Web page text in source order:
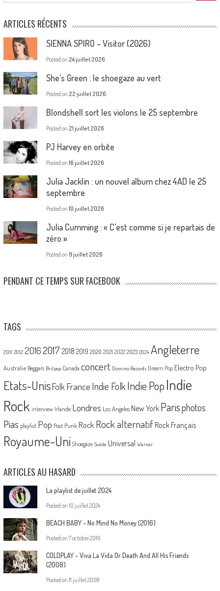
ARTICLES RÉCENTS
SIENNA SPIRO – Visitor (2026)
Posted on 24 juillet 2026
She’s Green : le shoegaze au vert
Posted on 22 juillet 2026
Blondshell sort les violons le 25 septembre
Posted on 21 juillet 2026
PJ Harvey en orbite
Posted on 16 juillet 2026
Julia Jacklin : un nouvel album chez 4AD le 25
septembre
Posted on 10 juillet 2026
Julia Cumming : « C’est comme si je repartais de
zéro »
Posted on 9 juillet 2026
PENDANT CE TEMPS SUR FACEBOOK
TAGS
2011 2012 20162017 2018 2019 2020 2021 2022 2023 2024 Angleterre
Australie Beggars Britpop Canada concert Domino Records Dream Pop Electro Pop
Etats-UnisFolk France Indie FolkIndie PopIndie
Rock interview Irlande Londres Los Angeles New York Parisphotos
Pias playlist Pop Post Punk Rock Rock alternatif Rock Français
Royaume-Uni Shoegaze Suède Universal Warner
ARTICLES AU HASARD
La playlist de juillet 2024
Posted on 10 juillet 2024
BEACH BABY – No Mind No Money (2016)
Posted on 7 octobre 2016
COLDPLAY – Viva La Vida Or Death And All His Friends
(2008)
Posted on 11 juillet 2008